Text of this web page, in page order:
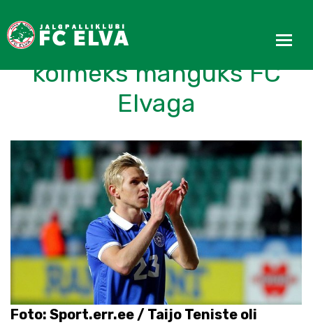
Eesti koondislane liitub
kolmeks mänguks FC
Elvaga
Foto: Sport.err.ee / Taijo Teniste oli